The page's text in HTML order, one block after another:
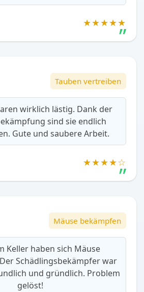
★★★★★
Tauben vertreiben
wirklich lästig. Dank der
sind sie endlich
Gute und saubere Arbeit.
★★★★☆
Mäuse bekämpfen
Keller haben sich Mäuse
Schädlingsbekämpfer war
und gründlich. Problem
gelöst!